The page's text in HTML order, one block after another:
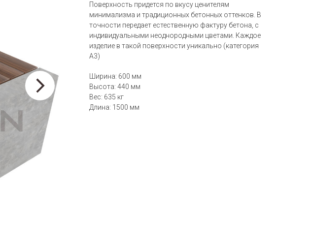
Поверхность придется по вкусу ценителям
минимализма и традиционных бетонных оттенков. В
точности передает естественную фактуру бетона, с
индивидуальными неоднородными цветами. Каждое
изделие в такой поверхности уникально (категория
A3)
Ширина: 600 мм
Высота: 440 мм
Вес: 635 кг
Длина: 1500 мм